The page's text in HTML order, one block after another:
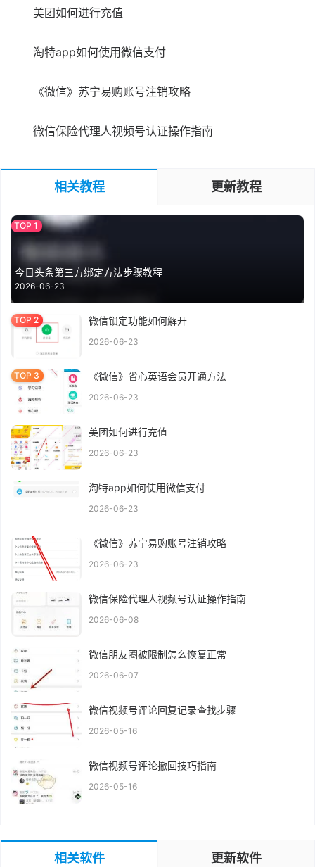
美团如何进行充值
淘特app如何使用微信支付
《微信》苏宁易购账号注销攻略
微信保险代理人视频号认证操作指南
相关教程 更新教程
今日头条第三方绑定方法步骤教程
2026-06-23
微信锁定功能如何解开
2026-06-23
《微信》省心英语会员开通方法
2026-06-23
美团如何进行充值
2026-06-23
淘特app如何使用微信支付
2026-06-23
《微信》苏宁易购账号注销攻略
2026-06-23
微信保险代理人视频号认证操作指南
2026-06-08
微信朋友圈被限制怎么恢复正常
2026-06-07
微信视频号评论回复记录查找步骤
2026-05-16
微信视频号评论撤回技巧指南
2026-05-16
相关软件 更新软件